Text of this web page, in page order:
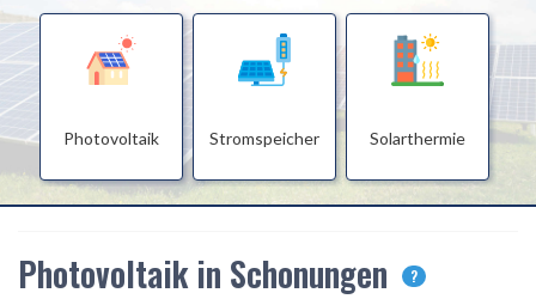
Photovoltaik Stromspeicher Solarthermie
Photovoltaik in Schonungen ?